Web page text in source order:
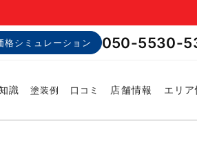
格シミュレーション 050-5530-
識 塗装例 口コミ 店舗情報 エリア